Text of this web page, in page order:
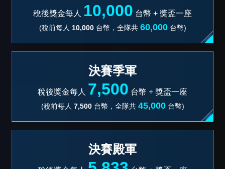
稅後獎金每人 10,000 台幣 + 獎盃一座
(稅前每人 10,000台幣，全隊共 60,000台幣)
決賽季軍
稅後獎金每人 7,500 台幣 + 獎盃一座
(稅前每人 7,500台幣，全隊共 45,000台幣)
決賽殿軍